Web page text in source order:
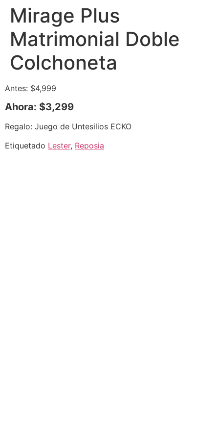
Mirage Plus
Matrimonial Doble
Colchoneta
Antes: $4,999
Ahora: $3,299
Regalo: Juego de Untesilios ECKO
Etiquetado Lester, Reposia